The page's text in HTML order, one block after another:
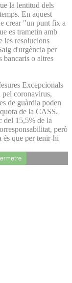
la lentitud dels
En aquest
crear "un punt fix a
es trametin amb
les resolucions
d'urgència per
bancaris o altres
Excepcionals
pel coronavirus,
de guàrdia poden
de la CASS.
del 15,5% de la
però
és que per tenir-hi